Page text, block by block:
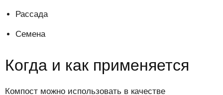
Рассада
Семена
Когда и как применяется
Компост можно использовать в качестве